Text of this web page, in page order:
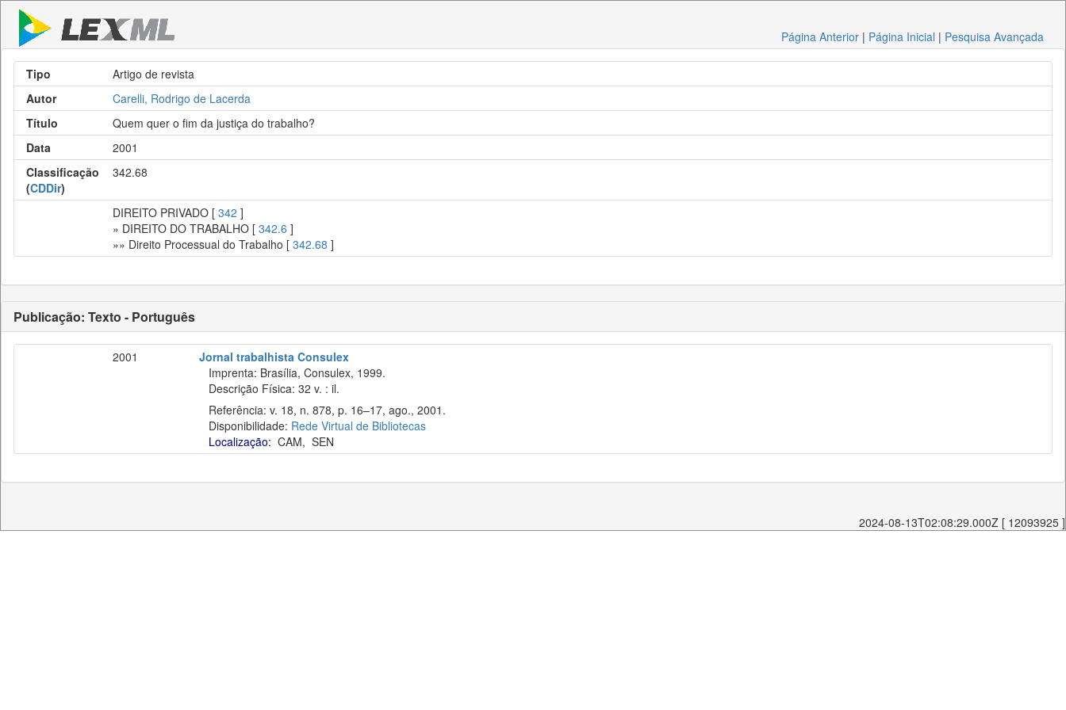
Página Anterior | Página Inicial | Pesquisa Avançada
Tipo
Artigo de revista
Autor
Carelli, Rodrigo de Lacerda
Título
Quem quer o fim da justiça do trabalho?
Data
2001
Classificação
(CDDir)
342.68
DIREITO PRIVADO [ 342 ]
» DIREITO DO TRABALHO [ 342.6 ]
»» Direito Processual do Trabalho [ 342.68 ]
Publicação: Texto - Português
2001
Jornal trabalhista Consulex
Imprenta: Brasília, Consulex, 1999.
Descrição Física: 32 v. : il.
Referência: v. 18, n. 878, p. 16–17, ago., 2001.
Disponibilidade: Rede Virtual de Bibliotecas
Localização: CAM, SEN
2024-08-13T02:08:29.000Z [ 12093925 ]